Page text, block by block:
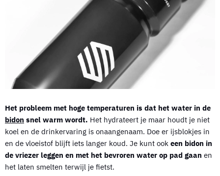
Het probleem met hoge temperaturen is dat het water in de
bidon snel warm wordt. Het hydrateert je maar houdt je niet
koel en de drinkervaring is onaangenaam. Doe er ijsblokjes in
en de vloeistof blijft iets langer koud. Je kunt ook een bidon in
de vriezer leggen en met het bevroren water op pad gaan en
het laten smelten terwijl je fietst.